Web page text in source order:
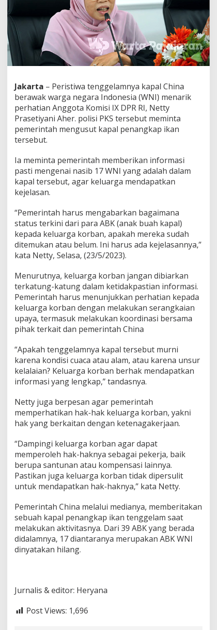
m
,
D
e
w
a
n
M
t
a
P
e
m
e
n
t
a
h
s
t
i
k
a
n
a
s
b
A
B
K
d
o
n
e
s
a
Jakarta – Peristiwa tenggelamnya kapal China
berawak warga negara Indonesia (WNI) menarik
perhatian Anggota Komisi IX DPR RI, Netty
Prasetiyani Aher. polisi PKS tersebut meminta
pemerintah mengusut kapal penangkap ikan
tersebut.
Ia meminta pemerintah memberikan informasi
pasti mengenai nasib 17 WNI yang adalah dalam
kapal tersebut, agar keluarga mendapatkan
kejelasan.
“Pemerintah harus mengabarkan bagaimana
status terkini dari para ABK (anak buah kapal)
kepada keluarga korban, apakah mereka sudah
ditemukan atau belum. Ini harus ada kejelasannya,”
kata Netty, Selasa, (23/5/2023).
Menurutnya, keluarga korban jangan dibiarkan
terkatung-katung dalam ketidakpastian informasi.
Pemerintah harus menunjukkan perhatian kepada
keluarga korban dengan melakukan serangkaian
upaya, termasuk melakukan koordinasi bersama
pihak terkait dan pemerintah China
“Apakah tenggelamnya kapal tersebut murni
karena kondisi cuaca atau alam, atau karena unsur
kelalaian? Keluarga korban berhak mendapatkan
informasi yang lengkap,” tandasnya.
Netty juga berpesan agar pemerintah
memperhatikan hak-hak keluarga korban, yakni
hak yang berkaitan dengan ketenagakerjaan.
“Dampingi keluarga korban agar dapat
memperoleh hak-haknya sebagai pekerja, baik
berupa santunan atau kompensasi lainnya.
Pastikan juga keluarga korban tidak dipersulit
untuk mendapatkan hak-haknya,” kata Netty.
Pemerintah China melalui medianya, memberitakan
sebuah kapal penangkap ikan tenggelam saat
melakukan aktivitasnya. Dari 39 ABK yang berada
didalamnya, 17 diantaranya merupakan ABK WNI
dinyatakan hilang.
Jurnalis & editor: Heryana
Post Views: 1,696